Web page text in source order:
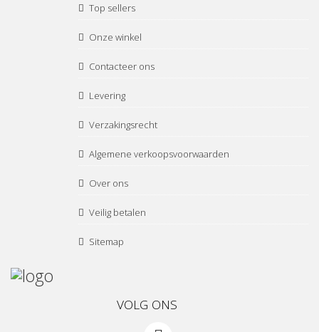
Top sellers
Onze winkel
Contacteer ons
Levering
Verzakingsrecht
Algemene verkoopsvoorwaarden
Over ons
Veilig betalen
Sitemap
VOLG ONS